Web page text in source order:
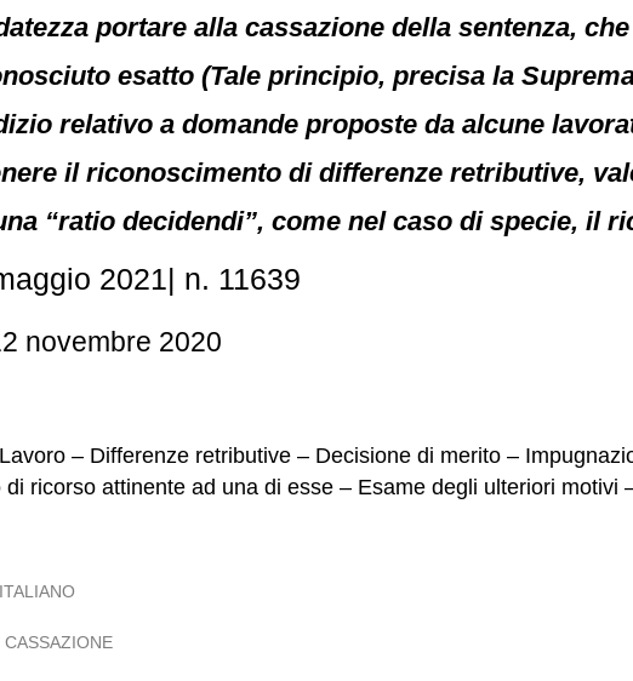
portare alla cassazione della sentenza,
esatto (Tale principio, precisa la
relativo a domande proposte da alcune
il riconoscimento di differenze retributive,
“ratio decidendi”, come nel caso di specie, il
2021| n. 11639
novembre 2020
– Differenze retributive – Decisione di merito –
ricorso attinente ad una di esse – Esame degli ulteriori motivi
CASSAZIONE